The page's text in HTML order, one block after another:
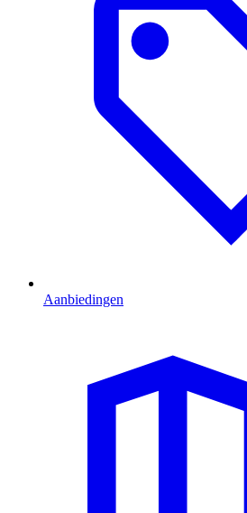
Aanbiedingen